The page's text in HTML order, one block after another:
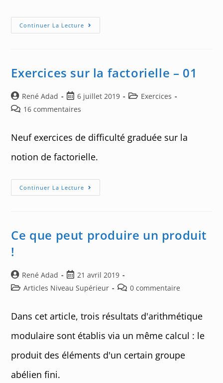
Continuer La Lecture Challenge
30
Nombres
Premiers
Exercices sur la factorielle – 01
Auteur/autrice
de
René Adad
Post
published:
6 juillet 2019
PostExercices
Post16 commentaires
Neuf exercices de difficulté graduée sur la
notion de factorielle.
Continuer La Lecture Exercices
Sur
Ce que peut produire un produit
!
Auteur/autrice
de
René Adad
Post
published:
21 avril 2019
PostArticles Niveau Supérieur
Post0 commentaire
Dans cet article, trois résultats d'arithmétique
modulaire sont établis via un même calcul : le
produit des éléments d'un certain groupe
abélien fini.